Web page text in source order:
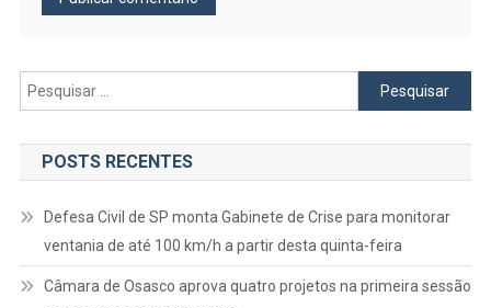
Pesquisar
por:
POSTS RECENTES
Defesa Civil de SP monta Gabinete de Crise para monitorar
ventania de até 100 km/h a partir desta quinta-feira
Câmara de Osasco aprova quatro projetos na primeira sessão